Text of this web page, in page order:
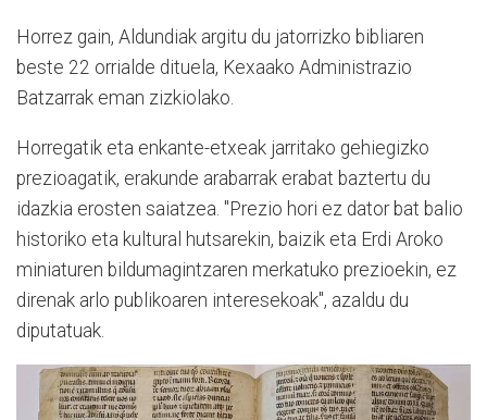
Horrez gain, Aldundiak argitu du jatorrizko bibliaren
beste 22 orrialde dituela, Kexaako Administrazio
Batzarrak eman zizkiolako.
Horregatik eta enkante-etxeak jarritako gehiegizko
prezioagatik, erakunde arabarrak erabat baztertu du
idazkia erosten saiatzea. "Prezio hori ez dator bat balio
historiko eta kultural hutsarekin, baizik eta Erdi Aroko
miniaturen bildumagintzaren merkatuko prezioekin, ez
direnak arlo publikoaren interesekoak", azaldu du
diputatuak.